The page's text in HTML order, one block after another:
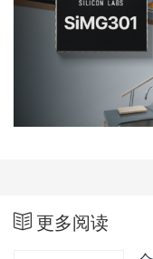
更多阅读